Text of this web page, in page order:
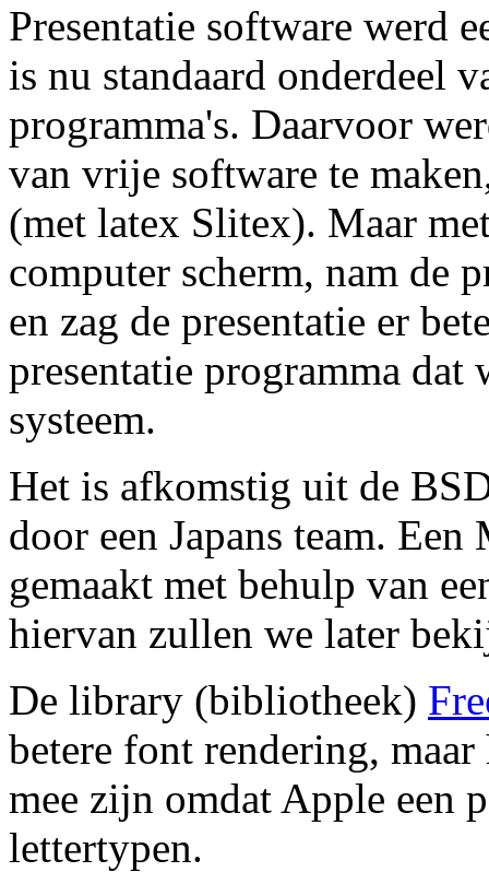
Presentatie software werd
is nu standaard onderdeel
programma's. Daarvoor
van vrije software te
(met latex Slitex). Maar
computer scherm, nam de
en zag de presentatie er
presentatie programma
systeem.
Het is afkomstig uit de
door een Japans team.
gemaakt met behulp van
hiervan zullen we later
De library (bibliotheek)
betere font rendering,
mee zijn omdat Apple een
lettertypen.